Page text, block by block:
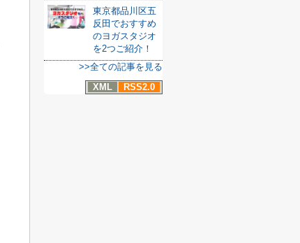
東京都品川区五
反田でおすすめ
のヨガスタジオ
を2つご紹介！
>>全ての記事を見る
XML
RSS2.0